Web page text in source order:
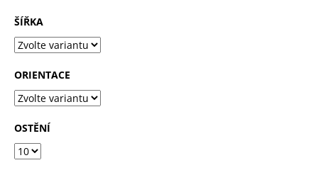
ŠÍŘKA
ORIENTACE
OSTĚNÍ
D
o
p
o
r
u